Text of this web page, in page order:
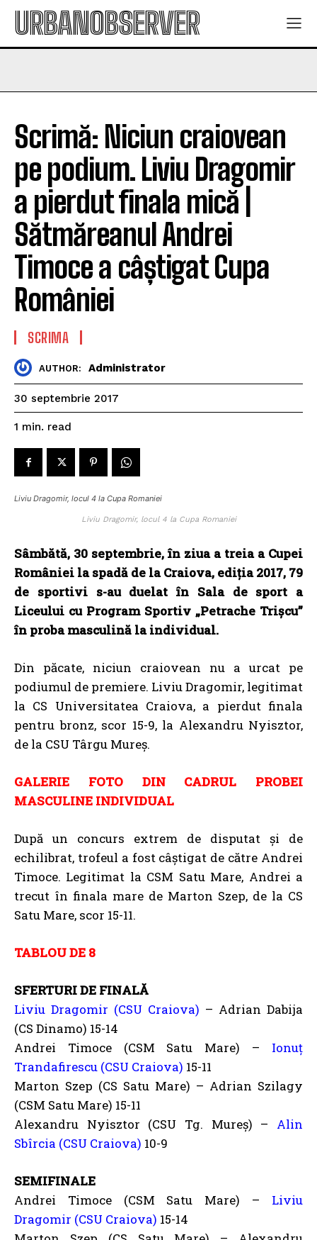
URBANOBSERVER
Scrimă: Niciun craiovean
pe podium. Liviu Dragomir
a pierdut finala mică |
Sătmăreanul Andrei
Timoce a câștigat Cupa
României
SCRIMA
AUTHOR: Administrator
30 septembrie 2017
1 min. read
Liviu Dragomir, locul 4 la Cupa Romaniei
Liviu Dragomir, locul 4 la Cupa Romaniei
Sâmbătă, 30 septembrie, în ziua a treia a Cupei
României la spadă de la Craiova, ediția 2017, 79
de sportivi s-au duelat în Sala de sport a
Liceului cu Program Sportiv „Petrache Trișcu”
în proba masculină la individual.
Din păcate, niciun craiovean nu a urcat pe
podiumul de premiere. Liviu Dragomir, legitimat
la CS Universitatea Craiova, a pierdut finala
pentru bronz, scor 15-9, la Alexandru Nyisztor,
de la CSU Târgu Mureș.
GALERIE FOTO DIN CADRUL PROBEI
MASCULINE INDIVIDUAL
După un concurs extrem de disputat și de
echilibrat, trofeul a fost câștigat de către Andrei
Timoce. Legitimat la CSM Satu Mare, Andrei a
trecut în finala mare de Marton Szep, de la CS
Satu Mare, scor 15-11.
TABLOU DE 8
SFERTURI DE FINALĂ
Liviu Dragomir (CSU Craiova) – Adrian Dabija
(CS Dinamo) 15-14
Andrei Timoce (CSM Satu Mare) – Ionuț
Trandafirescu (CSU Craiova) 15-11
Marton Szep (CS Satu Mare) – Adrian Szilagy
(CSM Satu Mare) 15-11
Alexandru Nyisztor (CSU Tg. Mureș) – Alin
Sbîrcia (CSU Craiova) 10-9
SEMIFINALE
Andrei Timoce (CSM Satu Mare) – Liviu
Dragomir (CSU Craiova) 15-14